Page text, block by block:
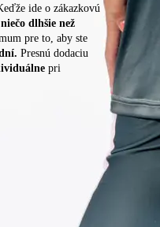
ide o zákazkovú
niečo dlhšie než
pre to, aby ste
Presnú dodaciu
pri